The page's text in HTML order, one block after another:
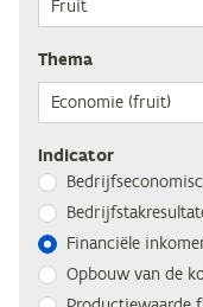
The­ma
Indicator
Fi­nan­ci­ë­le
Op­bouw van de